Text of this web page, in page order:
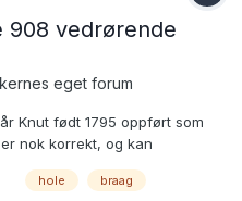
908 vedrørende
eget forum
Knut født 1795 oppført som
nok korrekt, og kan
i 1819 og fikke flere barn.
hole braag